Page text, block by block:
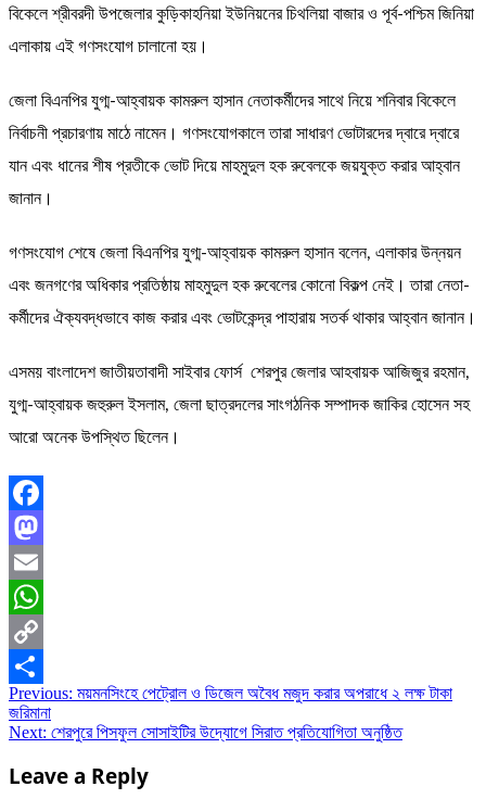
বিকেলে শ্রীবরদী উপজেলার কুড়িকাহনিয়া ইউনিয়নের চিথলিয়া বাজার ও পূর্ব-পশ্চিম জিনিয়া
এলাকায় এই গণসংযোগ চালানো হয়।
​জেলা বিএনপির যুগ্ম-আহ্বায়ক কামরুল হাসান নেতাকর্মীদের সাথে নিয়ে শনিবার বিকেলে
নির্বাচনী প্রচারণায় মাঠে নামেন। গণসংযোগকালে তারা সাধারণ ভোটারদের দ্বারে দ্বারে
যান এবং ধানের শীষ প্রতীকে ভোট দিয়ে মাহমুদুল হক রুবেলকে জয়যুক্ত করার আহ্বান
জানান।
গণসংযোগ শেষে জেলা বিএনপির যুগ্ম-আহ্বায়ক কামরুল হাসান বলেন, এলাকার উন্নয়ন
এবং জনগণের অধিকার প্রতিষ্ঠায় মাহমুদুল হক রুবেলের কোনো বিকল্প নেই। তারা নেতা-
কর্মীদের ঐক্যবদ্ধভাবে কাজ করার এবং ভোটকেন্দ্র পাহারায় সতর্ক থাকার আহ্বান জানান।
এসময় বাংলাদেশ জাতীয়তাবাদী সাইবার ফোর্স শেরপুর জেলার আহবায়ক আজিজুর রহমান,
যুগ্ম-আহ্বায়ক ​জহুরুল ইসলাম, জেলা ছাত্রদলের সাংগঠনিক সম্পাদক ​জাকির হোসেন সহ
আরো অনেক উপস্থিত ছিলেন।
Facebook
Mastodon
Email
WhatsApp
Copy
Link
Share
Post
navigation
Previous: ময়মনসিংহে পেট্রোল ও ডিজেল অবৈধ মজুদ করার অপরাধে ২ লক্ষ টাকা
জরিমানা
Next: শেরপুরে পিসফুল সোসাইটির উদ্যোগে সিরাত প্রতিযোগিতা অনুষ্ঠিত
Leave a Reply